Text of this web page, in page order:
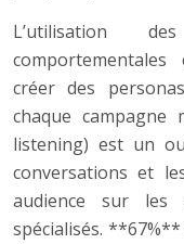
L’utilisation
créer des
chaque campagne
listening) est un
conversations et
audience sur les
spécialisés.